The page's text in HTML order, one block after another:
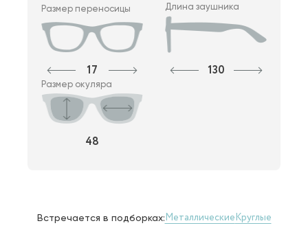
Размер переносицы
17
Длина заушника
130
Размер окуляра
48
Встречается в подборках:МеталлическиеКруглые